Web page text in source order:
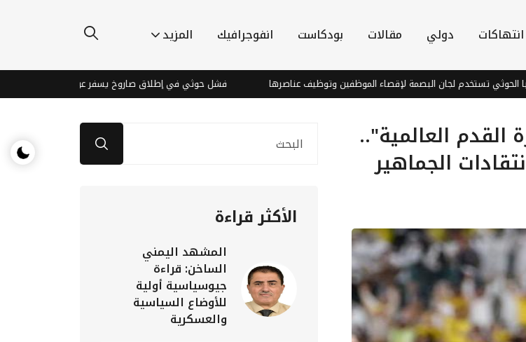
انتهاكات دولي مقالات بودكاست انفوجرافيك المزيد
تستخدم لجان البصمة لإقصاء الموظفين وتوظيف عناصرها فشل حوثي في إطلاق صاروخ يسفر عن إصابات بين عناصر المليشيا
القدم العالمية"..
الجماهير
الأكثر قراءة
المشهد اليمني
الساخن: قراءة
جيوسياسية أولية
للأوضاع السياسية
والعسكرية